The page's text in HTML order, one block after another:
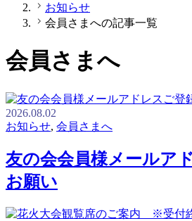
お知らせ
会員さまへの記事一覧
会員さまへ
2026.08.02
お知らせ, 会員さまへ
友の会会員様メールア
お願い